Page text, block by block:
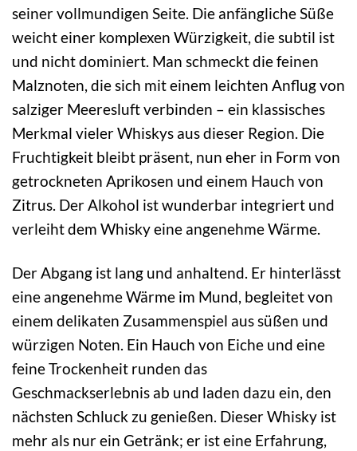
seiner vollmundigen Seite. Die anfängliche Süße
weicht einer komplexen Würzigkeit, die subtil ist
und nicht dominiert. Man schmeckt die feinen
Malznoten, die sich mit einem leichten Anflug von
salziger Meeresluft verbinden – ein klassisches
Merkmal vieler Whiskys aus dieser Region. Die
Fruchtigkeit bleibt präsent, nun eher in Form von
getrockneten Aprikosen und einem Hauch von
Zitrus. Der Alkohol ist wunderbar integriert und
verleiht dem Whisky eine angenehme Wärme.
Der Abgang ist lang und anhaltend. Er hinterlässt
eine angenehme Wärme im Mund, begleitet von
einem delikaten Zusammenspiel aus süßen und
würzigen Noten. Ein Hauch von Eiche und eine
feine Trockenheit runden das
Geschmackserlebnis ab und laden dazu ein, den
nächsten Schluck zu genießen. Dieser Whisky ist
mehr als nur ein Getränk; er ist eine Erfahrung,